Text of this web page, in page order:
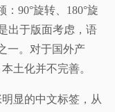
：90°旋转、180°旋
出于版面考虑，语
一。对于国外产
土化并不完善。
显的中文标签，从